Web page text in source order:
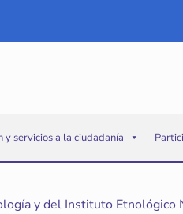
y servicios a la ciudadanía
y del Instituto